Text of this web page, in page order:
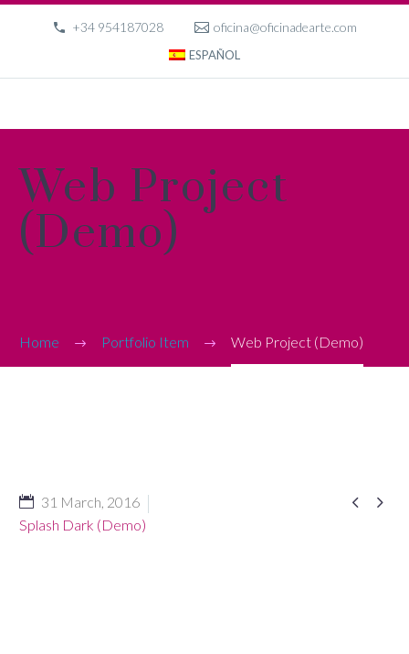
+34 954187028 oficina@oficinadearte.com
ESPAÑOL
Web Project
(Demo)
Home Portfolio Item Web Project (Demo)
 
31 March, 2016
Splash Dark (Demo)